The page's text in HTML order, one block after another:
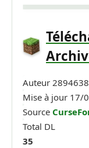
Auteur
Mise à jour 17/
Source
Total DL
35